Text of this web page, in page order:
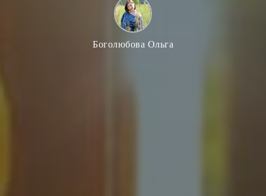
Боголюбова Ольга